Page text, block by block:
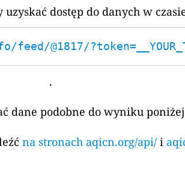
uzyskać dostęp do danych w
@1817/
.
dane podobne do wyniku
na stronach aqicn.org/api/ i